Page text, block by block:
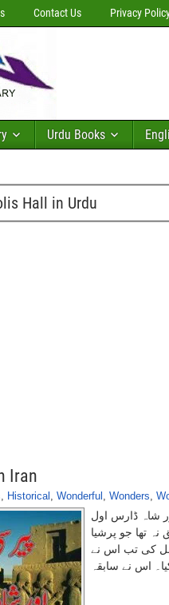
Contact Us Privacy
Urdu Books
Hall in Urdu
Iran
, Historical , Wonderful , Wonders,
شاہ ڈارس اول
تھا جو پرشیا
کی تب اس نے